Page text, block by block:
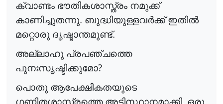
ക്വാണ്ടം ഭൗതികശാസ്ത്രം നമുക്ക്
കാണിച്ചുതന്നു. ബുദ്ധിയുള്ളവർക്ക്ഇതിൽ
മറ്റൊരു ദൃഷ്ടാന്തമുണ്ട്.
അല്ലാഹു പ്രപഞ്ചത്തെ
പുനഃസൃഷ്ടിക്കുമോ?
പൊതു ആപേക്ഷികതയുടെ
ഗണിതശാസ്ത്രത്തെ അടിസ്ഥാനമാക്കി, ഒരു